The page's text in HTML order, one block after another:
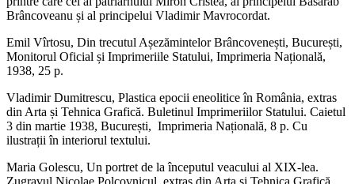
Brâncoveanu și al principelui Vladimir Mavrocordat.
Emil Vîrtosu, Din trecutul Așezămintelor Brâncovenești, București,
Monitorul Oficial și Imprimeriile Statului, Imprimeria Națională,
1938, 25 p.
Vladimir Dumitrescu, Plastica epocii eneolitice în România, extras
din Arta și Tehnica Grafică. Buletinul Imprimeriilor Statului. Caietul
3 din martie 1938, București, Imprimeria Națională, 8 p. Cu
ilustrații în interiorul textului.
Maria Golescu, Un portret de la începutul veacului al XIX-lea.